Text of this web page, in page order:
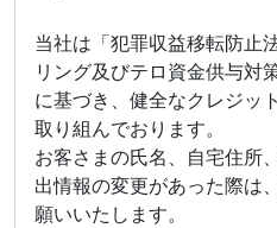
当社は「犯罪収益移転防止
リング及びテロ資金供与対
に基づき、健全なクレジッ
取り組んでおります。
お客さまの氏名、自宅住所
出情報の変更があった際は
願いいたします。